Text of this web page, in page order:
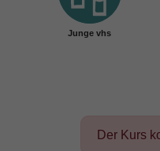
Junge vhs
Der Kurs